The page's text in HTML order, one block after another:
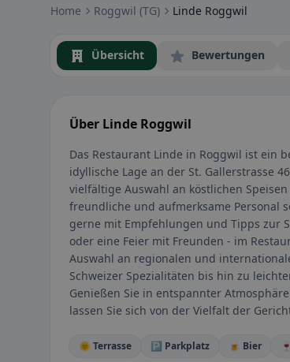
Home Roggwil (TG) Linde Roggwil
Übersicht Bewertungen
Über Linde Roggwil
Das Restaurant Linde in Roggwil ist ein
idyllische Lage an der St. Gallerstrasse
vielfältige Auswahl an köstlichen
freundliche und aufmerksame Personal
gerne mit Empfehlungen und Tipps zur
oder eine Feier mit Freunden - im
Auswahl an regionalen und
Schweizer Spezialitäten bis hin zu
Genießen Sie in entspannter
lassen Sie sich von der Vielfalt der
🌞 Terrasse 🅿️ Parkplatz 🍺 Bier